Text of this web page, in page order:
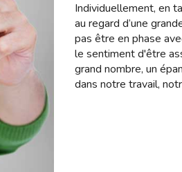
Individuellement, en
au regard d’une
pas être en phase
le sentiment d'être
grand nombre, un
dans notre travail,